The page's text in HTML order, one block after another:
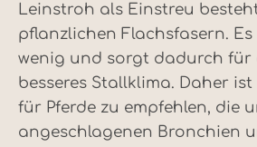
Leinstroh als Einstreu
pflanzlichen Flachsfasern.
wenig und sorgt dadurch für
besseres Stallklima. Daher
für Pferde zu empfehlen, die
angeschlagenen Bronchien